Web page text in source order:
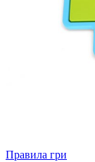
Правила гри